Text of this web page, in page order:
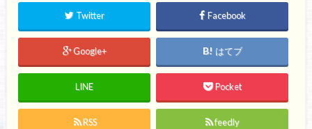
Twitter Facebook
Google+ はてブ
LINE Pocket
RSS feedly